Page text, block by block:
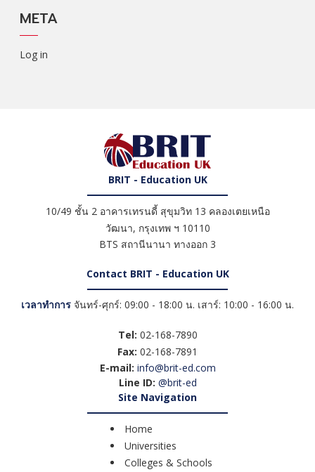
META
Log in
BRIT - Education UK
10/49 ชั้น 2 อาคารเทรนดี้ สุขุมวิท 13 คลองเตยเหนือ
วัฒนา, กรุงเทพ ฯ 10110
BTS สถานีนานา ทางออก 3
Contact BRIT - Education UK
เวลาทำการ จันทร์-ศุกร์: 09:00 - 18:00 น. เสาร์: 10:00 - 16:00 น.
Tel: 02-168-7890
Fax: 02-168-7891
E-mail: info@brit-ed.com
Line ID: @brit-ed
Site Navigation
Home
Universities
Colleges & Schools